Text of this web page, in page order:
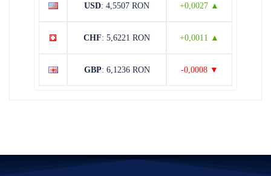
USD: 4,5507 RON +0,0027 ▲
CHF: 5,6221 RON +0,0011 ▲
GBP: 6,1236 RON -0,0008 ▼